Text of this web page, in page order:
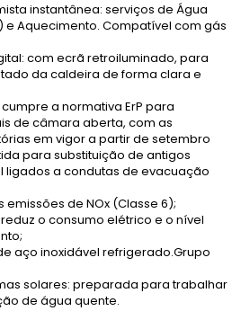
instantânea: serviços de Água
e Aquecimento. Compatível com gás
com ecrã retroiluminado, para
da caldeira de forma clara e
a normativa ErP para
de câmara aberta, com as
em vigor a partir de setembro
para substituição de antigos
ligados a condutas de evacuação
emissões de NOx (Classe 6);
o consumo elétrico e o nível
aço inoxidável refrigerado.Grupo
solares: preparada para trabalhar
de água quente.